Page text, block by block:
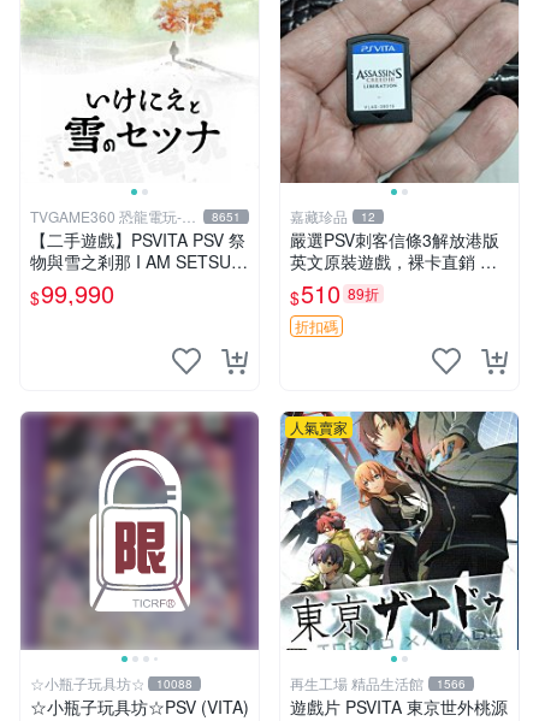
TVGAME360 恐龍電玩-台
中店
8651
【二手遊戲】PSVITA PSV 祭
物與雪之剎那 I AM SETSUN
日文版【台中恐龍電玩】
$99,990
嘉藏珍品 12
嚴選PSV刺客信條3解放港版
英文原裝遊戲，裸卡直銷 刺
客信條3 游戲 港版游戲
$510 89折
折扣碼
☆小瓶子玩具坊☆ 10088
☆小瓶子玩具坊☆PSV (VITA)
人氣賣家
再生工場 精品生活館 1566
遊戲片 PSVITA 東京世外桃源